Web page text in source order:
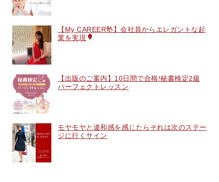
【My CAREER塾】会社員からエレガントな起
業を実現
【出版のご案内】10日間で合格!秘書検定2級
パーフェクトレッスン
モヤモヤと違和感を感じたらそれは次のステー
ジに行くサイン